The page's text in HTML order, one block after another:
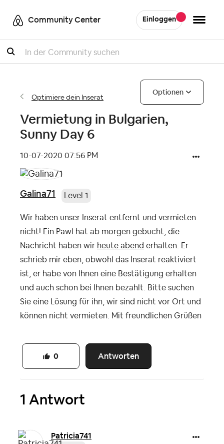
Community Center Einloggen
Suche
Optimiere dein Inserat
Optionen
Vermietung in Bulgarien,
Sunny Day 6
‎10-07-2020 07:56 PM
Galina71 Level 1
Wir haben unser Inserat entfernt und vermieten
nicht! Ein Pawl hat ab morgen gebucht, die
Nachricht haben wir heute abend erhalten. Er
schrieb mir eben, obwohl das Inserat reaktiviert
ist, er habe von Ihnen eine Bestätigung erhalten
und auch schon bei Ihnen bezahlt. Bitte suchen
Sie eine Lösung für ihn, wir sind nicht vor Ort und
können nicht vermieten. Mit freundlichen Grüßen
Antworten
0
1 Antwort
Patricia741